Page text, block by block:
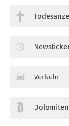
Verkehr
Dolomiten